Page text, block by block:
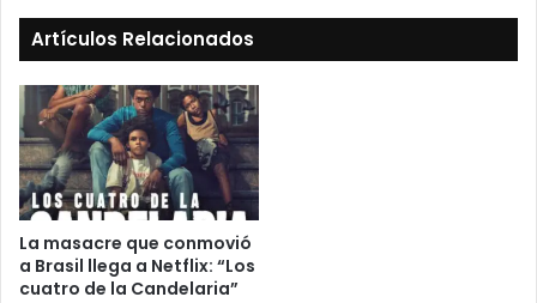
Artículos Relacionados
La masacre que conmovió
a Brasil llega a Netflix: “Los
cuatro de la Candelaria”